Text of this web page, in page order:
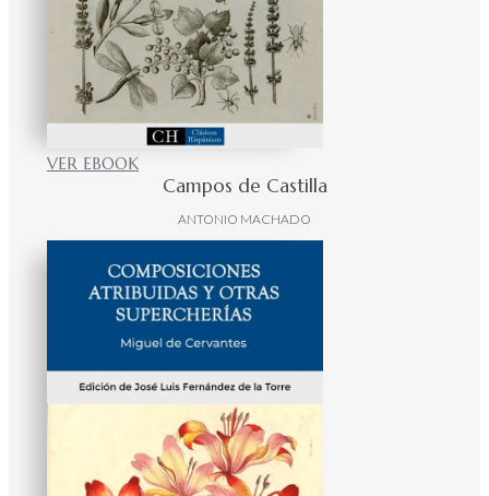
VER EBOOK
Campos de Castilla
ANTONIO MACHADO